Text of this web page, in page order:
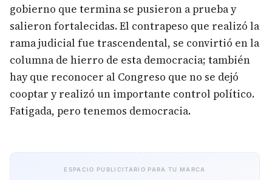
gobierno que termina se pusieron a prueba y
salieron fortalecidas. El contrapeso que realizó la
rama judicial fue trascendental, se convirtió en la
columna de hierro de esta democracia; también
hay que reconocer al Congreso que no se dejó
cooptar y realizó un importante control político.
Fatigada, pero tenemos democracia.
ESPACIO PUBLICITARIO PARA TU MARCA